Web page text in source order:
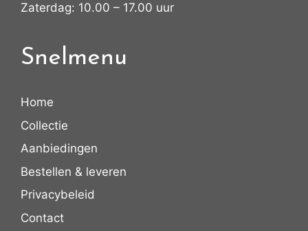
Zaterdag: 10.00 – 17.00 uur
Snelmenu
Home
Collectie
Aanbiedingen
Bestellen & leveren
Privacybeleid
Contact